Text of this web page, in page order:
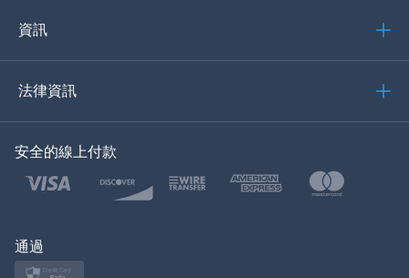
土耳其語
波蘭語
資訊
法律資訊
安全的線上付款
通過